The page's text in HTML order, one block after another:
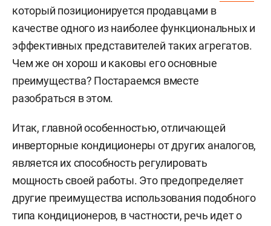
который позиционируется продавцами в
качестве одного из наиболее функциональных и
эффективных представителей таких агрегатов.
Чем же он хорош и каковы его основные
преимущества? Постараемся вместе
разобраться в этом.
Итак, главной особенностью, отличающей
инверторные кондиционеры от других аналогов,
является их способность регулировать
мощность своей работы. Это предопределяет
другие преимущества использования подобного
типа кондиционеров, в частности, речь идет о